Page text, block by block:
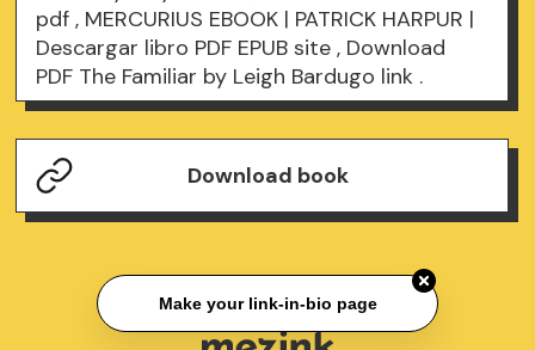
pdf , MERCURIUS EBOOK | PATRICK HARPUR |
Descargar libro PDF EPUBsite , Download
PDF The Familiar by Leigh Bardugo link .
Download book
Make your link-in-bio page